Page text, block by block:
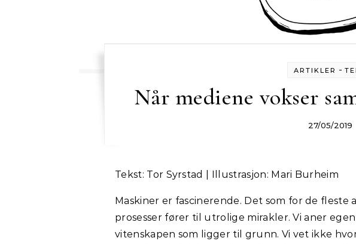
ARTIKLER -
Når mediene vokser
27/05/2019
Tekst: Tor Syrstad | Illustrasjon: Mari Burheim
Maskiner er fascinerende. Det som for de fleste
prosesser fører til utrolige mirakler. Vi aner
vitenskapen som ligger til grunn. Vi vet ikke